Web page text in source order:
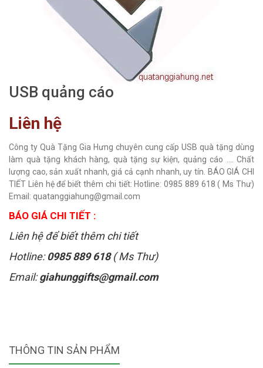
USB quảng cáo
Liên hệ
Công ty Quà Tặng Gia Hưng chuyên cung cấp USB quà tặng dùng
làm quà tặng khách hàng, quà tặng sự kiện, quảng cáo .... Chất
lượng cao, sản xuất nhanh, giá cả cạnh nhanh, uy tín. BÁO GIÁ CHI
TIẾT Liên hệ để biết thêm chi tiết: Hotline: 0985 889 618 ( Ms Thư)
Email: quatanggiahung@gmail.com
BÁO GIÁ CHI TIẾT :
Liên hệ để biết thêm chi tiết
Hotline:0985 889 618( Ms Thư)
Email:giahunggifts@gmail.com
THÔNG TIN SẢN PHẨM